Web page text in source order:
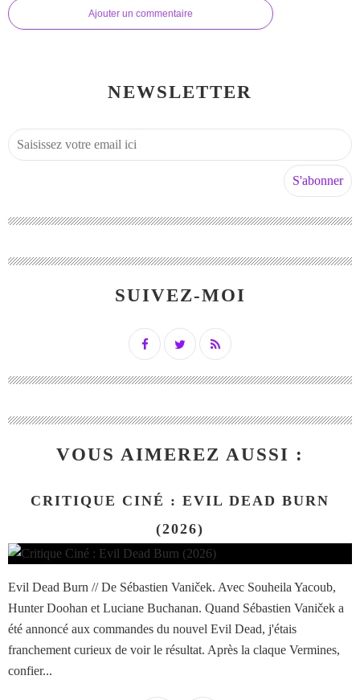
Ajouter un commentaire
NEWSLETTER
SUIVEZ-MOI
VOUS AIMEREZ AUSSI :
CRITIQUE CINÉ : EVIL DEAD BURN
(2026)
Evil Dead Burn // De Sébastien Vaniček. Avec Souheila Yacoub,
Hunter Doohan et Luciane Buchanan. Quand Sébastien Vaniček a
été annoncé aux commandes du nouvel Evil Dead, j'étais
franchement curieux de voir le résultat. Après la claque Vermines,
confier...